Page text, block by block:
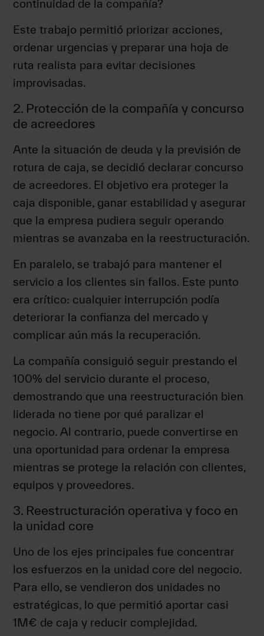
continuidad de la compañía?
Este trabajo permitió priorizar acciones,
ordenar urgencias y preparar una hoja de
ruta realista para evitar decisiones
improvisadas.
2. Protección de la compañía y concurso
de acreedores
Ante la situación de deuda y la previsión de
rotura de caja, se decidió declarar concurso
de acreedores. El objetivo era proteger la
caja disponible, ganar estabilidad y asegurar
que la empresa pudiera seguir operando
mientras se avanzaba en la reestructuración.
En paralelo, se trabajó para mantener el
servicio a los clientes sin fallos. Este punto
era crítico: cualquier interrupción podía
deteriorar la confianza del mercado y
complicar aún más la recuperación.
La compañía consiguió seguir prestando el
100% del servicio durante el proceso,
demostrando que una reestructuración bien
liderada no tiene por qué paralizar el
negocio. Al contrario, puede convertirse en
una oportunidad para ordenar la empresa
mientras se protege la relación con clientes,
equipos y proveedores.
3. Reestructuración operativa y foco en
la unidad core
Uno de los ejes principales fue concentrar
los esfuerzos en la unidad core del negocio.
Para ello, se vendieron dos unidades no
estratégicas, lo que permitió aportar casi
1M€ de caja y reducir complejidad.